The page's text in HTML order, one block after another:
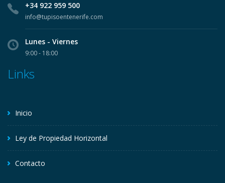
+34 922 959 500
info@tupisoentenerife.com
Lunes - Viernes
9:00 - 18:00
Links
Inicio
Ley de Propiedad Horizontal
Contacto